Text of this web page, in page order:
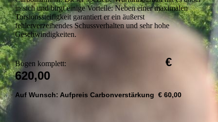
in sich und birgt einige Vorteile: Neben einer maximalen
Torsionssteifigkeit garantiert er ein äußerst
fehlerverzeihendes Schussverhalten und sehr hohe
Geschwindigkeiten.
Bogen komplett:€
620,00
Auf Wunsch: Aufpreis Carbonverstärkung € 60,00